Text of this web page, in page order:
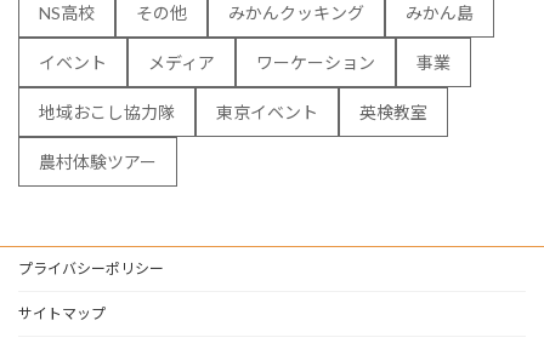
NS高校 その他 みかんクッキング みかん島
イベント メディア ワーケーション 事業
地域おこし協力隊 東京イベント 英検教室
農村体験ツアー
プライバシーポリシー
サイトマップ